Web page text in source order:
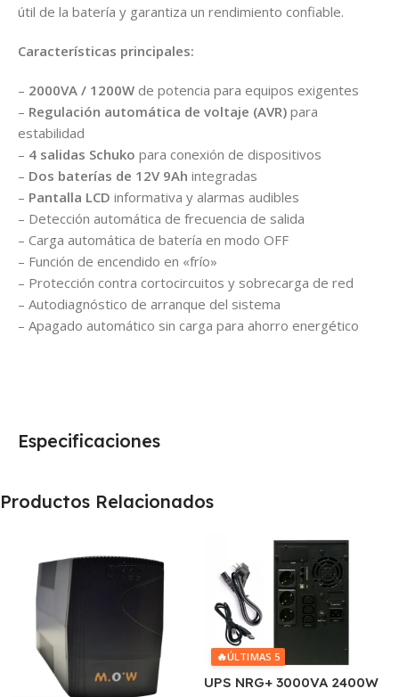
útil de la batería y garantiza un rendimiento confiable.
Características principales:
– 2000VA / 1200W de potencia para equipos exigentes
– Regulación automática de voltaje (AVR) para
estabilidad
– 4 salidas Schuko para conexión de dispositivos
– Dos baterías de 12V 9Ah integradas
– Pantalla LCD informativa y alarmas audibles
– Detección automática de frecuencia de salida
– Carga automática de batería en modo OFF
– Función de encendido en «frío»
– Protección contra cortocircuitos y sobrecarga de red
– Autodiagnóstico de arranque del sistema
– Apagado automático sin carga para ahorro energético
Especificaciones
Productos Relacionados
🔥ÚLTIMAS 5
UPS NRG+ 3000VA 2400W